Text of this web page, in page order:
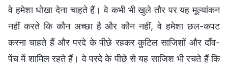
वे हमेशा धोखा देना चाहते हैं। वे कभी भी खुले तौर पर यह मूल्यांकन
नहीं करते कि कौन अच्छा है और कौन नहीं, वे हमेशा छल-कपट
करना चाहते हैं और परदे के पीछे रहकर कुटिल साजिशों और दाँव-
पेंच में शामिल रहते हैं। वे परदे के पीछे से यह साजिश भी रचते हैं कि